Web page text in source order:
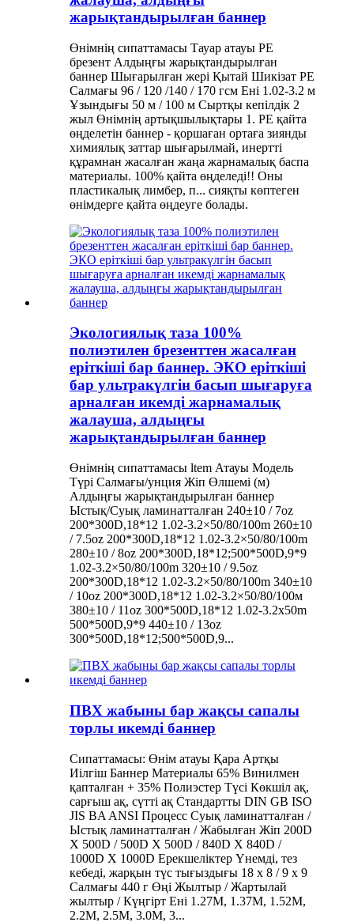
жарықтандырылған баннер
Өнімнің сипаттамасы Тауар атауы PE
брезент Алдыңғы жарықтандырылған
баннер Шығарылған жері Қытай Шикізат PE
Салмағы 96 / 120 /140 / 170 гсм Ені 1.02-3.2 м
Ұзындығы 50 м / 100 м Сыртқы кепілдік 2
жыл Өнімнің артықшылықтары 1. PE қайта
өңделетін баннер - қоршаған ортаға зиянды
химиялық заттар шығарылмай, инертті
құрамнан жасалған жаңа жарнамалық баспа
материалы. 100% қайта өңделеді!! Оны
пластикалық лимбер, п... сияқты көптеген
өнімдерге қайта өңдеуге болады.
Экологиялық таза 100%
полиэтилен брезенттен жасалған
еріткіші бар баннер. ЭКО еріткіші
бар ультракүлгін басып шығаруға
арналған икемді жарнамалық
жалауша, алдыңғы
жарықтандырылған баннер
Өнімнің сипаттамасы ltem Атауы Модель
Түрі Салмағы/унция Жіп Өлшемі (м)
Алдыңғы жарықтандырылған баннер
Ыстық/Суық ламинатталған 240±10 / 7oz
200*300D,18*12 1.02-3.2×50/80/100m 260±10
/ 7.5oz 200*300D,18*12 1.02-3.2×50/80/100m
280±10 / 8oz 200*300D,18*12;500*500D,9*9
1.02-3.2×50/80/100m 320±10 / 9.5oz
200*300D,18*12 1.02-3.2×50/80/100m 340±10
/ 10oz 200*300D,18*12 1.02-3.2×50/80/100м
380±10 / 11oz 300*500D,18*12 1.02-3.2x50m
500*500D,9*9 440±10 / 13oz
300*500D,18*12;500*500D,9...
ПВХ жабыны бар жақсы сапалы
торлы икемді баннер
Сипаттамасы: Өнім атауы Қара Артқы
Иілгіш Баннер Материалы 65% Винилмен
қапталған + 35% Полиэстер Түсі Көкшіл ақ,
сарғыш ақ, сүтті ақ Стандартты DIN GB ISO
JIS BA ANSI Процесс Суық ламинатталған /
Ыстық ламинатталған / Жабылған Жіп 200D
X 500D / 500D X 500D / 840D X 840D /
1000D X 1000D Ерекшеліктер Үнемді, тез
кебеді, жарқын түс тығыздығы 18 x 8 / 9 x 9
Салмағы 440 г Өңі Жылтыр / Жартылай
жылтыр / Күңгірт Ені 1.27M, 1.37M, 1.52M,
2.2M, 2.5M, 3.0M, 3...